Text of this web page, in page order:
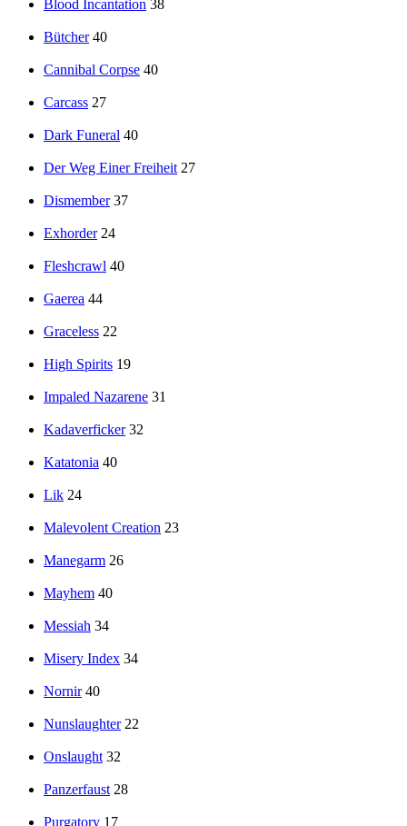
Blood Incantation 38
Bütcher 40
Cannibal Corpse 40
Carcass 27
Dark Funeral 40
Der Weg Einer Freiheit 27
Dismember 37
Exhorder 24
Fleshcrawl 40
Gaerea 44
Graceless 22
High Spirits 19
Impaled Nazarene 31
Kadaverficker 32
Katatonia 40
Lik 24
Malevolent Creation 23
Manegarm 26
Mayhem 40
Messiah 34
Misery Index 34
Nornir 40
Nunslaughter 22
Onslaught 32
Panzerfaust 28
Purgatory 17